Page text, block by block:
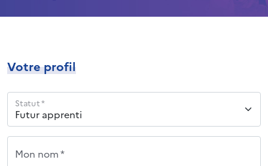
Votre profil
Statut *
Mon nom *